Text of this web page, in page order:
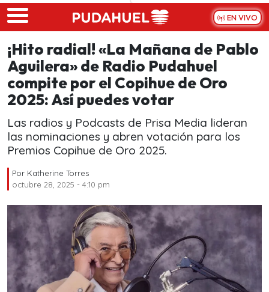
Skip to main content
EN VIVO
¡Hito radial! «La Mañana de Pablo
Aguilera» de Radio Pudahuel
compite por el Copihue de Oro
2025: Así puedes votar
Las radios y Podcasts de Prisa Media lideran
las nominaciones y abren votación para los
Premios Copihue de Oro 2025.
Por Katherine Torres
octubre 28, 2025 - 4:10 pm